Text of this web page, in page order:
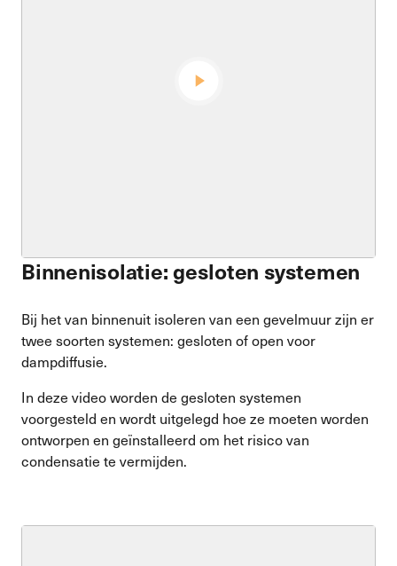
Binnenisolatie: gesloten systemen
Bij het van binnenuit isoleren van een gevelmuur zijn er
twee soorten systemen: gesloten of open voor
dampdiffusie.
In deze video worden de gesloten systemen
voorgesteld en wordt uitgelegd hoe ze moeten worden
ontworpen en geïnstalleerd om het risico van
condensatie te vermijden.